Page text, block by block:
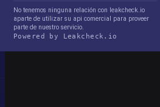
No tenemos ninguna relación con leakcheck.io
aparte de utilizar su api comercial para proveer
parte de nuestro servicio.
Powered by Leakcheck.io